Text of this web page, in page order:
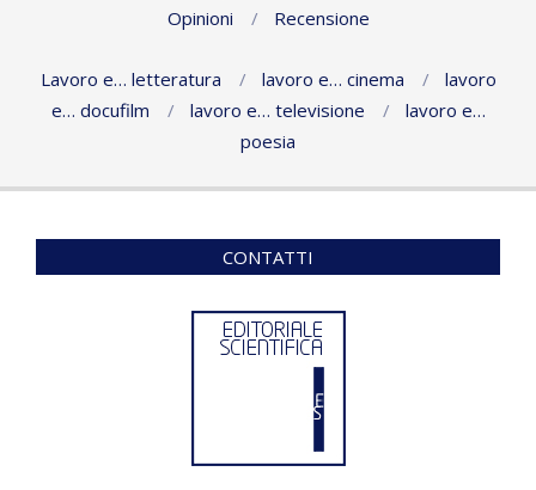
Opinioni
Recensione
Lavoro e… letteratura lavoro e… cinema
lavoro
e… docufilm
lavoro e… televisione
lavoro e…
poesia
CONTATTI